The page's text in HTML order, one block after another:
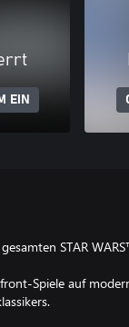
EIN
STAR
Spiele auf